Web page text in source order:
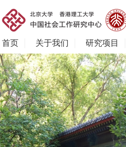
首页 关于我们 研究项目